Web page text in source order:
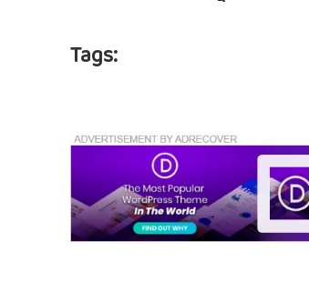
Tags: